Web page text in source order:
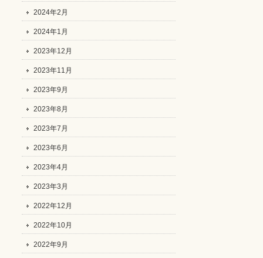
2024年2月
2024年1月
2023年12月
2023年11月
2023年9月
2023年8月
2023年7月
2023年6月
2023年4月
2023年3月
2022年12月
2022年10月
2022年9月